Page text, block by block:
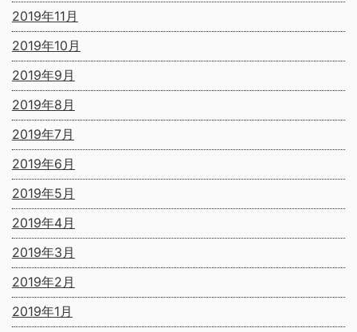
2019年11月
2019年10月
2019年9月
2019年8月
2019年7月
2019年6月
2019年5月
2019年4月
2019年3月
2019年2月
2019年1月